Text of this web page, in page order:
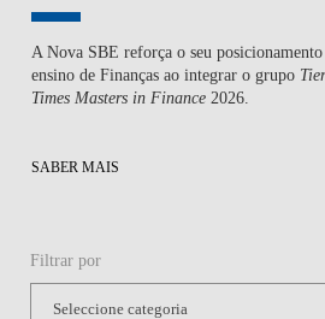
A Nova SBE reforça o seu
ensino de Finanças ao integrar o grupo
Times Masters in Finance 2026.
SABER MAIS
Filtrar por